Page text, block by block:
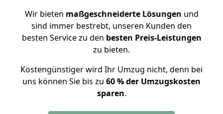
Wir bieten maßgeschneiderte Lösungen und
sind immer bestrebt, unseren Kunden den
besten Service zu den besten Preis-Leistungen
zu bieten.
Kostengünstiger wird Ihr Umzug nicht, denn bei
uns können Sie bis zu 60 % der Umzugskosten
sparen.